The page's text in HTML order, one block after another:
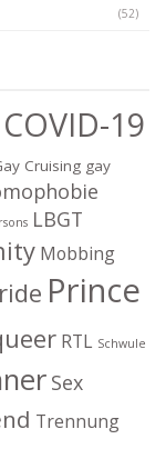
(52)
COVID-19
Cruising gay
LBGT
Mobbing
Prince
RTL Schwule
Sex
Trennung